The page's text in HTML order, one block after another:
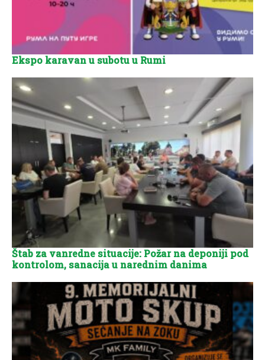
Ekspo karavan u subotu u Rumi
Štab za vanredne situacije: Požar na deponiji pod
kontrolom, sanacija u narednim danima